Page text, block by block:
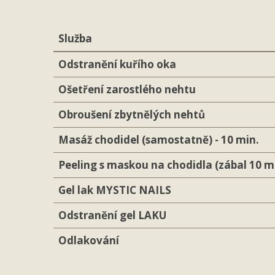
Služba
Odstranění kuřího oka
Ošetření zarostlého nehtu
Obroušení zbytnělých nehtů
Masáž chodidel (samostatně) - 10 min.
Peeling s maskou na chodidla (zábal 10
Gel lak MYSTIC NAILS
Odstranění gel LAKU
Odlakování